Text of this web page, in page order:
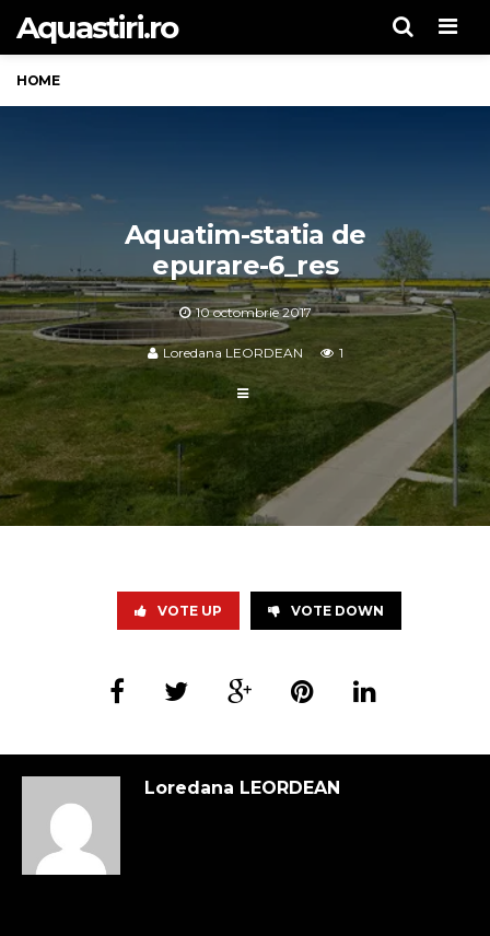
Aquastiri.ro
HOME
Aquatim-statia de
epurare-6_res
10 octombrie 2017
Loredana LEORDEAN 1
VOTE UP VOTE DOWN
Loredana LEORDEAN